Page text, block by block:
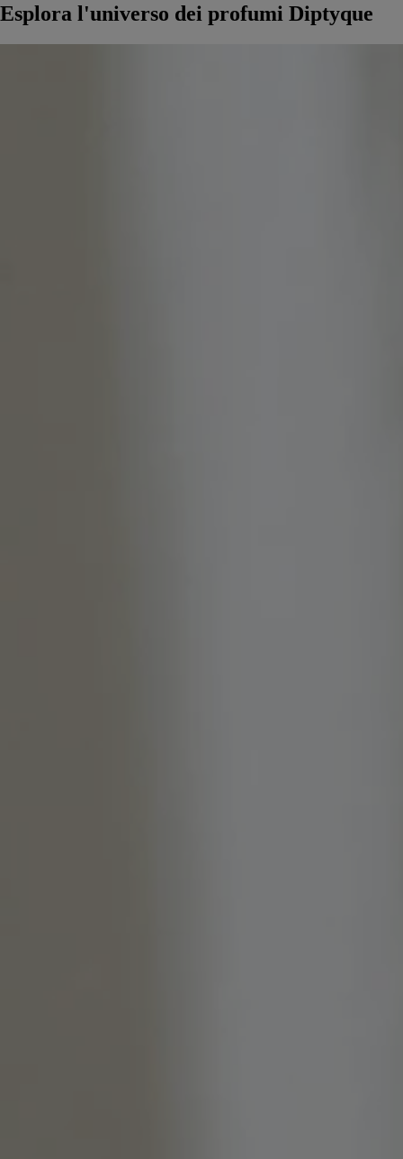
Esplora l'universo dei profumi Diptyque